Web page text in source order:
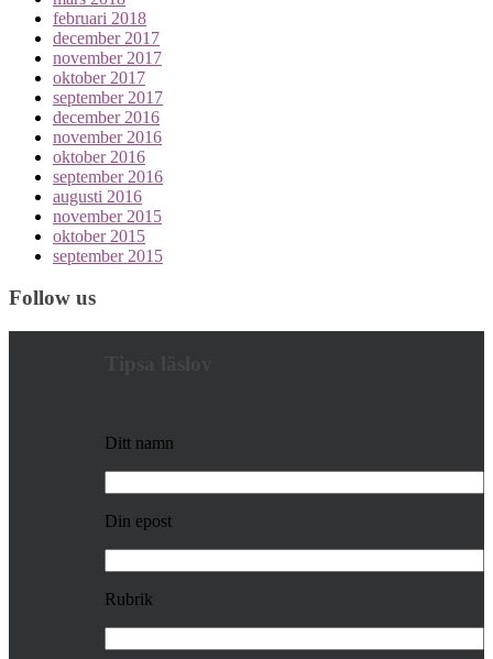
februari 2018
december 2017
november 2017
oktober 2017
september 2017
december 2016
november 2016
oktober 2016
september 2016
augusti 2016
november 2015
oktober 2015
september 2015
Follow us
Ditt namn
Din epost
Rubrik